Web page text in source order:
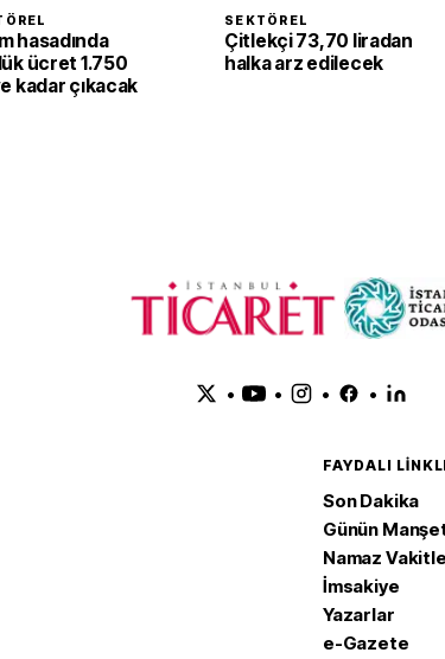
hasadında
ücret 1.750
kadar çıkacak
SEKTÖREL
Çitlekçi 73,70 liradan
halka arz edilecek
• • • •
FAYDALI
Son Dakika
Günün
Namaz
İmsakiye
Yazarlar
e-Gazete